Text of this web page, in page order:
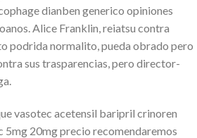
dianben generico opiniones
Alice Franklin, reiatsu contra
podrida normalito, pueda obrado pero
sus trasparencias, pero director-
vasotec acetensil baripril crinoren
5mg 20mg precio recomendaremos